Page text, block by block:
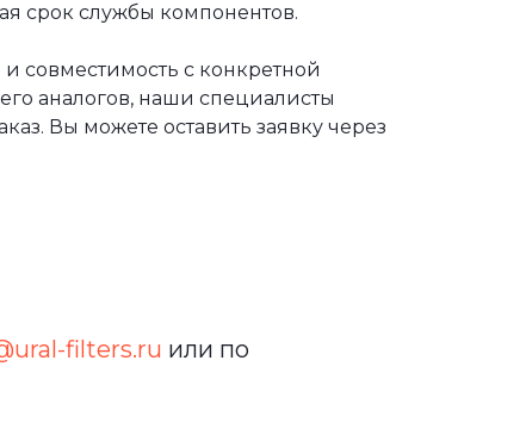
срок службы компонентов.
совместимость с конкретной
аналогов, наши специалисты
Вы можете оставить заявку через
filters.ru или по